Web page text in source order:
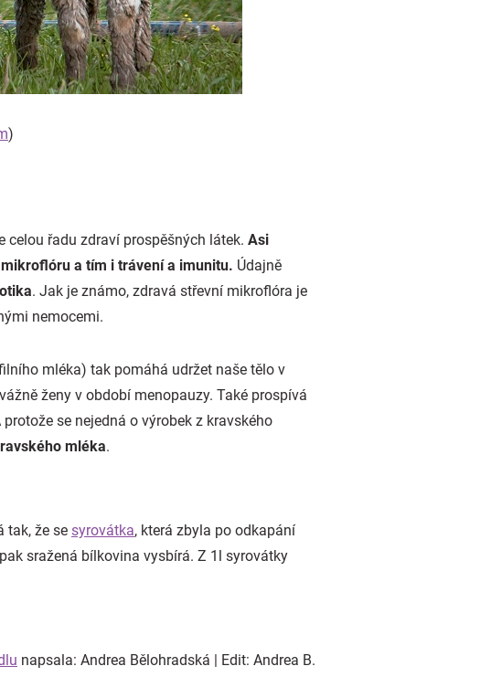
)
celou řadu zdraví prospěšných látek. Asi
a tím i trávení a imunitu. Údajně
. Jak je známo, zdravá střevní mikroflóra je
nemocemi.
mléka) tak pomáhá udržet naše tělo v
ženy v období menopauzy. Také prospívá
protože se nejedná o výrobek z kravského
mléka.
tak, že se syrovátka, která zbyla po odkapání
sražená bílkovina vysbírá. Z 1l syrovátky
napsala: Andrea Bělohradská | Edit: Andrea B.